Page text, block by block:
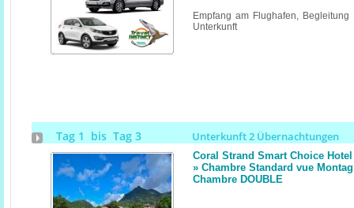
Empfang am Flughafen,
Unterkunft
Tag 1 bis Tag 3 Unterkunft 2 Übernachtungen
Coral Strand Smart Choice Hotel
» Chambre Standard vue
Chambre DOUBLE